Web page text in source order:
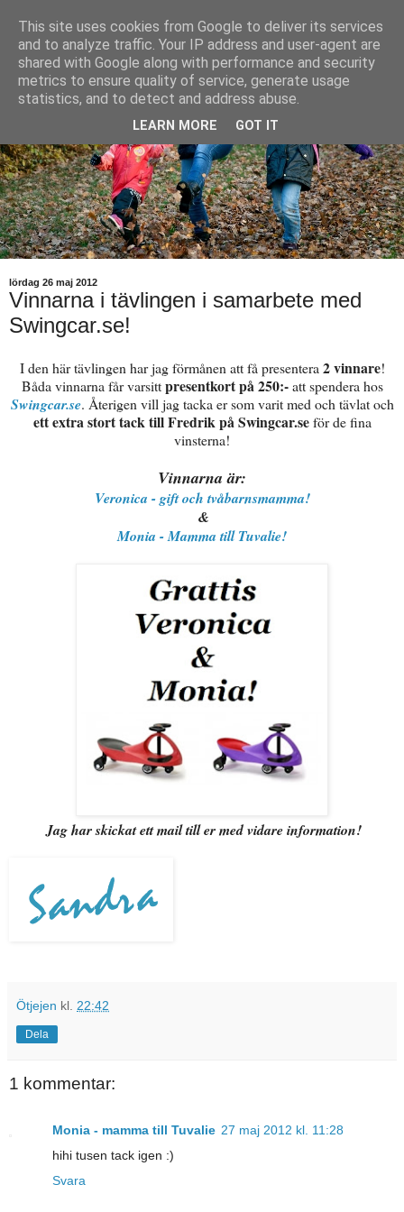
lördag 26 maj 2012
Vinnarna i tävlingen i samarbete med
Swingcar.se!
I den här tävlingen har jag förmånen att få presentera2 vinnare!
Båda vinnarna får varsittpresentkort på 250:-att spendera hos
Swingcar.se. Återigen vill jag tacka er som varit med och tävlat och
ett extra stort tack till Fredrik på Swingcar.seför de fina
vinsterna!
Vinnarna är:
Veronica - gift och tvåbarnsmamma!
&
Monia - Mamma till Tuvalie!
Jag har skickat ett mail till er med vidare information!
Ötjejen kl. 22:42
Dela
1 kommentar:
Monia - mamma till Tuvalie 27 maj 2012 kl. 11:28
hihi tusen tack igen :)
Svara
This site uses cookies from Google to deliver its services
and to analyze traffic. Your IP address and user-agent are
shared with Google along with performance and security
metrics to ensure quality of service, generate usage
statistics, and to detect and address abuse.
LEARN MORE GOT IT